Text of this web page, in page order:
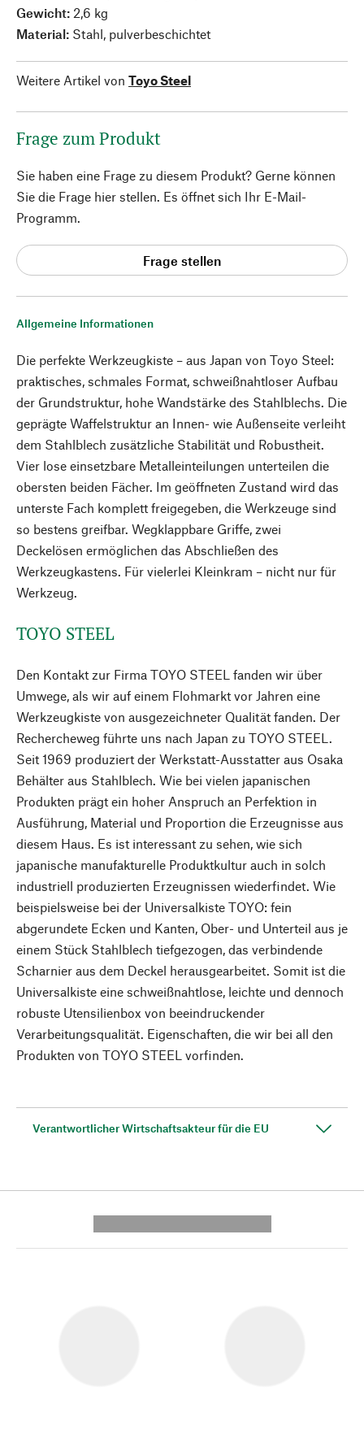
Allgemeine Informationen
Die perfekte Werkzeugkiste – aus Japan von Toyo Steel:
praktisches, schmales Format, schweißnahtloser Aufbau
der Grundstruktur, hohe Wandstärke des Stahlblechs. Die
geprägte Waffelstruktur an Innen- wie Außenseite verleiht
dem Stahlblech zusätzliche Stabilität und Robustheit.
Vier lose einsetzbare Metalleinteilungen unterteilen die
obersten beiden Fächer. Im geöffneten Zustand wird das
unterste Fach komplett freigegeben, die Werkzeuge sind
so bestens greifbar. Wegklappbare Griffe, zwei
Deckelösen ermöglichen das Abschließen des
Werkzeugkastens. Für vielerlei Kleinkram – nicht nur für
Werkzeug.
TOYO STEEL
Den Kontakt zur Firma TOYO STEEL fanden wir über
Umwege, als wir auf einem Flohmarkt vor Jahren eine
Werkzeugkiste von ausgezeichneter Qualität fanden. Der
Rechercheweg führte uns nach Japan zu TOYO STEEL.
Seit 1969 produziert der Werkstatt-Ausstatter aus Osaka
Behälter aus Stahlblech. Wie bei vielen japanischen
Produkten prägt ein hoher Anspruch an Perfektion in
Ausführung, Material und Proportion die Erzeugnisse aus
diesem Haus. Es ist interessant zu sehen, wie sich
japanische manufakturelle Produktkultur auch in solch
industriell produzierten Erzeugnissen wiederfindet. Wie
beispielsweise bei der Universalkiste TOYO: fein
abgerundete Ecken und Kanten, Ober- und Unterteil aus je
einem Stück Stahlblech tiefgezogen, das verbindende
Scharnier aus dem Deckel herausgearbeitet. Somit ist die
Universalkiste eine schweißnahtlose, leichte und dennoch
robuste Utensilienbox von beeindruckender
Verarbeitungsqualität. Eigenschaften, die wir bei all den
Produkten von TOYO STEEL vorfinden.
Verantwortlicher Wirtschaftsakteur für die EU
Gewicht: 2,6 kg
Material: Stahl, pulverbeschichtet
Weitere Artikel von Toyo Steel
Frage zum Produkt
Sie haben eine Frage zu diesem Produkt? Gerne können
Sie die Frage hier stellen. Es öffnet sich Ihr E-Mail-
Programm.
Frage stellen